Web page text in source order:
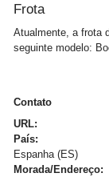
Frota
Atualmente, a frota
seguinte modelo:
Contato
URL:
País:
Espanha (ES)
Morada/Endereço: